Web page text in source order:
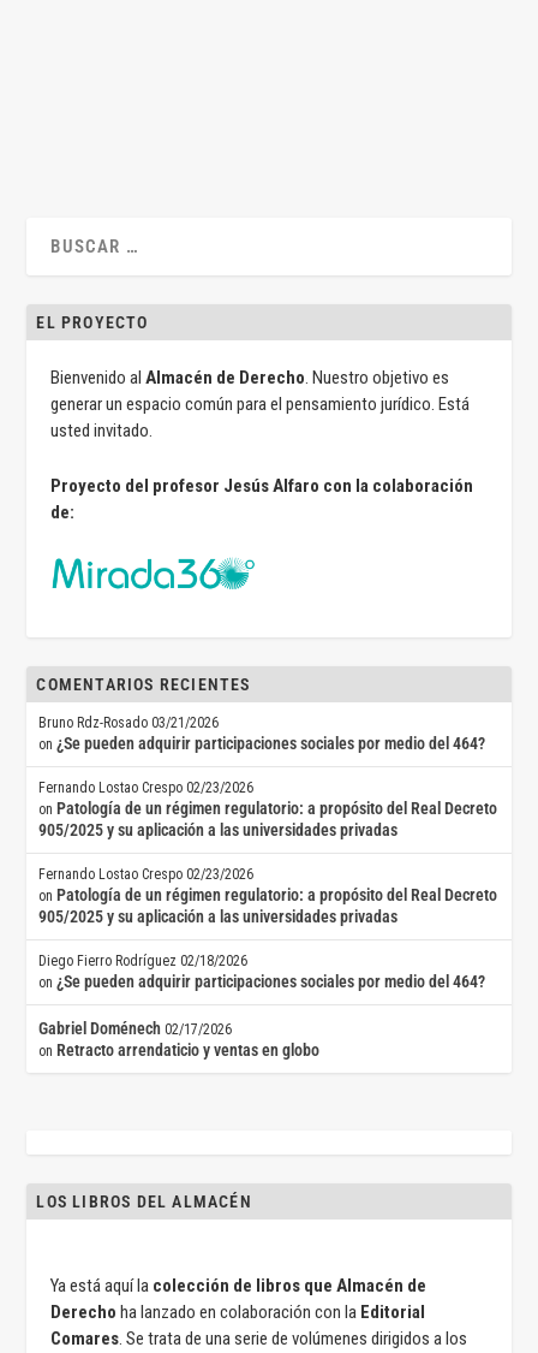
EL PROYECTO
Bienvenido alAlmacén de Derecho. Nuestro objetivo es
generar un espacio común para el pensamiento jurídico. Está
usted invitado.
Proyecto del profesor Jesús Alfaro con la colaboración
de:
COMENTARIOS RECIENTES
Bruno Rdz-Rosado 03/21/2026
on¿Se pueden adquirir participaciones sociales por medio del 464?
Fernando Lostao Crespo 02/23/2026
on Patología de un régimen regulatorio: a propósito del Real Decreto
905/2025 y su aplicación a las universidades privadas
Fernando Lostao Crespo 02/23/2026
on Patología de un régimen regulatorio: a propósito del Real Decreto
905/2025 y su aplicación a las universidades privadas
Diego Fierro Rodríguez 02/18/2026
on¿Se pueden adquirir participaciones sociales por medio del 464?
Gabriel Doménech 02/17/2026
on Retracto arrendaticio y ventas en globo
LOS LIBROS DEL ALMACÉN
Ya está aquí la colección de libros que Almacén de
Derecho ha lanzado en colaboración con la Editorial
Comares. Se trata de una serie de volúmenes dirigidos a los